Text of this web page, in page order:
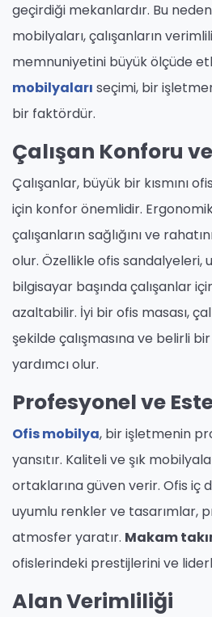
geçirdiği mekanlardır. Bu
mobilyaları, çalışanların
memnuniyetini büyük ölçüde
mobilyaları seçimi, bir
bir faktördür.
Çalışan Konforu
Çalışanlar, büyük bir kısmını
için konfor önemlidir.
çalışanların sağlığını ve
olur. Özellikle ofis sandalyeleri,
bilgisayar başında çalışanlar
azaltabilir. İyi bir ofis masası,
şekilde çalışmasına ve belirli
yardımcı olur.
Profesyonel ve
Ofis mobilya, bir işletmenin
yansıtır. Kaliteli ve şık
ortaklarına güven verir. Ofis iç
uyumlu renkler ve tasarımlar,
atmosfer yaratır. Makam
ofislerindeki prestijlerini ve
Alan Verimliliği